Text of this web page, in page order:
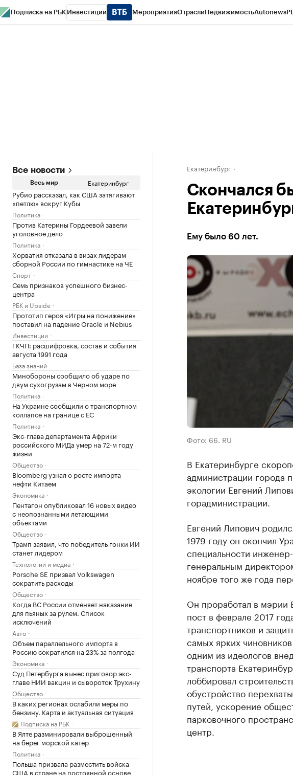
Подписка на РБК Инвестиции МероприятияОтраслиНедвижимостьAutonews
Все новости
Весь мир Екатеринбург
Рубио рассказал, как США затягивают
«петлю» вокруг Кубы
Политика
Против Катерины Гордеевой завели
уголовное дело
Политика
Хорватия отказала в визах лидерам
сборной России по гимнастике на ЧЕ
Спорт
Семь признаков успешного бизнес-
центра
РБК и Upside
Прототип героя «Игры на понижение»
поставил на падение Oracle и Nebius
Инвестиции
ГКЧП: расшифровка, состав и события
августа 1991 года
База знаний
Минобороны сообщило об ударе по
двум сухогрузам в Черном море
Политика
На Украине сообщили о транспортном
коллапсе на границе с ЕС
Политика
Экс-глава департамента Африки
российского МИДа умер на 72-м году
жизни
Общество
Bloomberg узнал о росте импорта
нефти Китаем
Экономика
Пентагон опубликовал 16 новых видео
с неопознанными летающими
объектами
Общество
Трамп заявил, что победитель гонки ИИ
станет лидером
Технологии и медиа
Porsche SE призвал Volkswagen
сократить расходы
Общество
Когда ВС России отменяет наказание
для пьяных за рулем. Список
исключений
Авто
Объем параллельного импорта в
Россию сократился на 23% за полгода
Экономика
Суд Петербурга вынес приговор экс-
главе НИИ вакцин и сывороток Трухину
Общество
В каких регионах ослабили меры по
бензину. Карта и актуальная ситуация
Подписка на РБК
В Ялте разминировали выброшенный
на берег морской катер
Политика
Польша призвала разместить войска
США в стране на постоянной основе
Екатеринбург
Скончался
Ему было 60 лет.
Фото: 66. RU
В Екатеринбурге
администрации города
экологии Евгений
горадминистрации.
Евгений Липович
1979 году он окончил
специальности
генеральным
ноябре того же года
Он проработал в мэрии
пост в феврале 2017
транспортников и
самых ярких
одним из идеологов
транспорта
лоббировал
обустройство
путей, ускорение
парковочного
центр.